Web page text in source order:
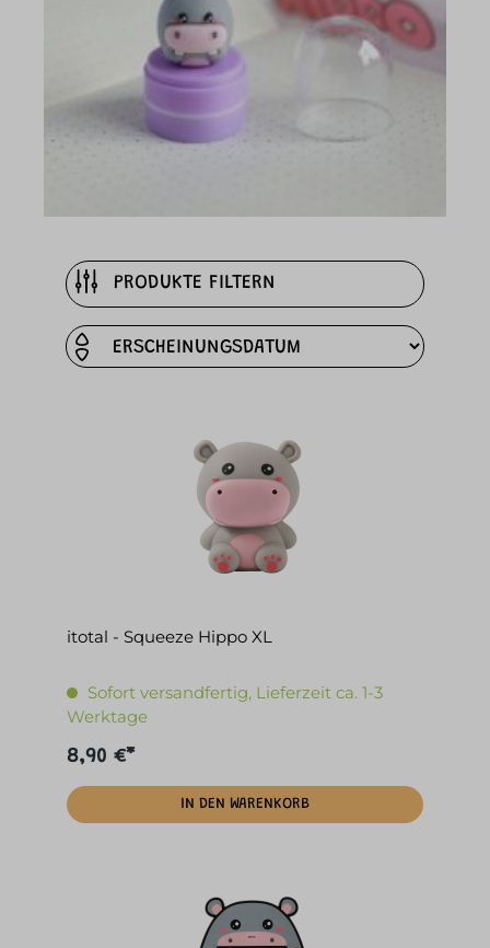
PRODUKTE FILTERN
itotal - Squeeze Hippo XL
Sofort versandfertig, Lieferzeit ca. 1-3
Werktage
8,90 €*
IN DEN WARENKORB